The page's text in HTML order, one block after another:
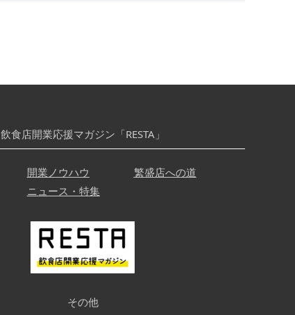
飲食店開業応援マガジン「RESTA」
開業ノウハウ
繁盛店への道
ニュース・特集
その他